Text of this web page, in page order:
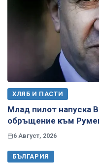
ХЛЯБ И ПАСТИ
Млад пилот напуска
обръщение към
6 Август, 2026
БЪЛГАРИЯ